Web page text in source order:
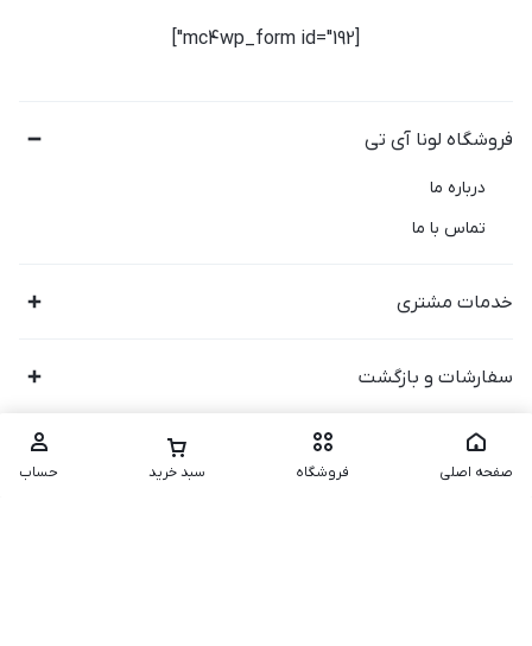
[mc4wp_form id="192"]
فروشگاه لونا آی تی
درباره ما
تماس با ما
خدمات مشتری
سفارشات و بازگشت
صفحه اصلی فروشگاه سبد خرید حساب